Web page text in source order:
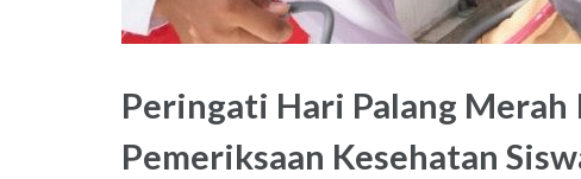
Peringati Hari Palang Merah
Pemeriksaan Kesehatan